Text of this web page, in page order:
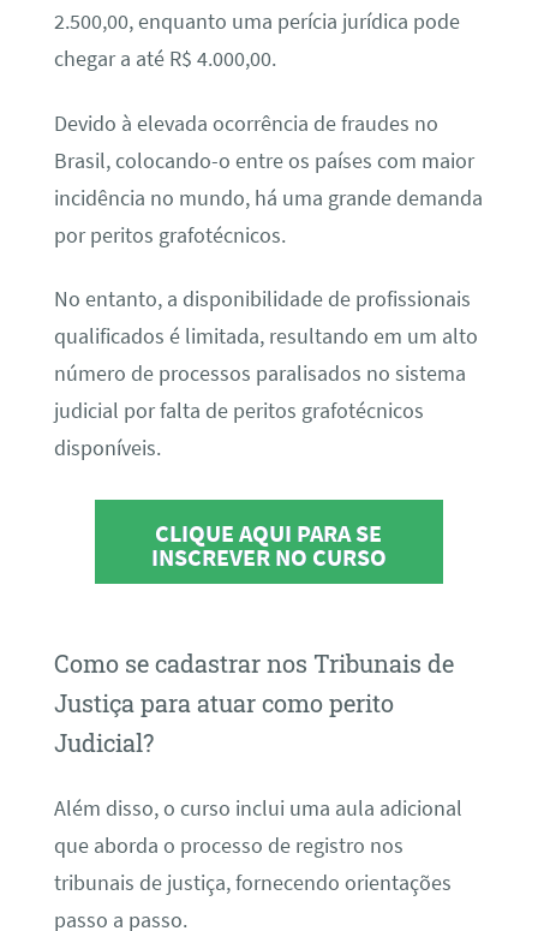
2.500,00, enquanto uma perícia jurídica pode
chegar a até R$ 4.000,00.
Devido à elevada ocorrência de fraudes no
Brasil, colocando-o entre os países com maior
incidência no mundo, há uma grande demanda
por peritos grafotécnicos.
No entanto, a disponibilidade de profissionais
qualificados é limitada, resultando em um alto
número de processos paralisados no sistema
judicial por falta de peritos grafotécnicos
disponíveis.
CLIQUE AQUI PARA SE
INSCREVER NO CURSO
Como se cadastrar nos Tribunais de
Justiça para atuar como perito
Judicial?
Além disso, o curso inclui uma aula adicional
que aborda o processo de registro nos
tribunais de justiça, fornecendo orientações
passo a passo.